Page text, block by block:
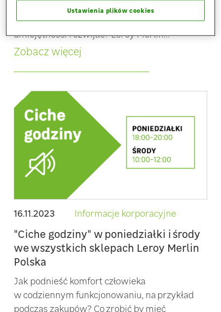
Jak poznać mocne strony kandydatów
do pracy? W jaki sposób dowiedzieć się które
umiejętności rozwijać? Leroy Merlin...
Zobacz więcej
16.11.2023 Informacje korporacyjne
"Ciche godziny" w poniedziałki i środy
we wszystkich sklepach Leroy Merlin
Polska
Jak podnieść komfort człowieka
w codziennym funkcjonowaniu, na przykład
podczas zakupów? Co zrobić by mieć
Ustawienia plików cookies